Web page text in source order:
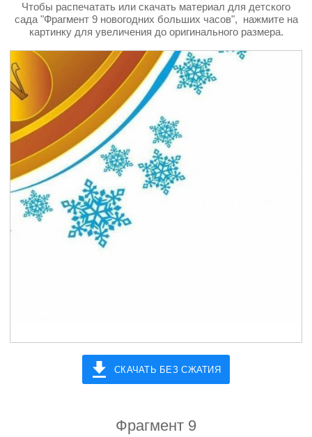
Чтобы распечатать или скачать материал для детского
сада "Фрагмент 9 новогодних больших часов", нажмите на
картинку для увеличения до оригинального размера.
СКАЧАТЬ БЕЗ СЖАТИЯ
Фрагмент 9